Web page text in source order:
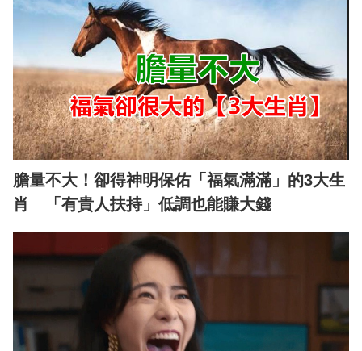
膽量不大！卻得神明保佑「福氣滿滿」的3大生
肖 「有貴人扶持」低調也能賺大錢